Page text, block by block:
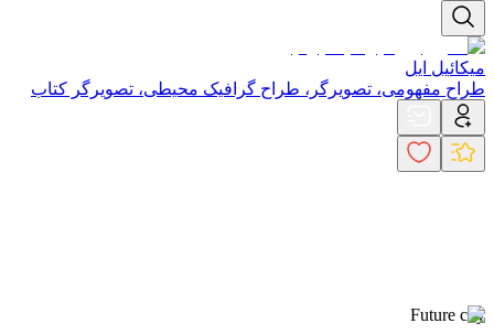
میکائیل ایل
طراح مفهومی، تصویرگر، طراح گرافیک محیطی، تصویرگر کتاب
Future city